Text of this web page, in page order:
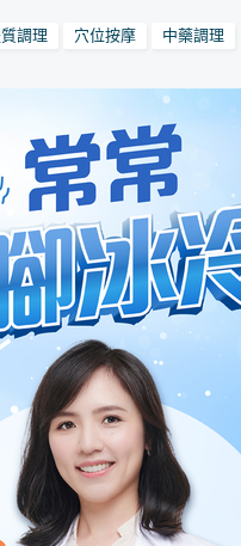
調理 穴位按摩 中藥調理